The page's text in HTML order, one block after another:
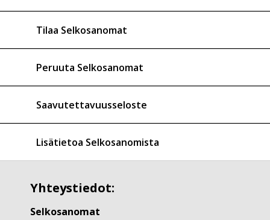
Tilaa Selkosanomat
Peruuta Selkosanomat
Saavutettavuusseloste
Lisätietoa Selkosanomista
Yhteystiedot:
Selkosanomat